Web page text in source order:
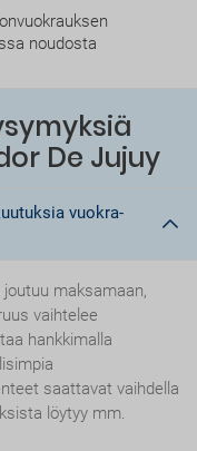
noudosta
De Jujuy
vuokra-
maksamaan,
vaihtelee
hankkimalla
saattavat vaihdella
löytyy mm.